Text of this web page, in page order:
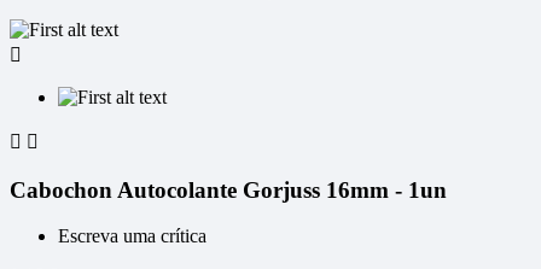

 
Cabochon Autocolante Gorjuss 16mm - 1un
Escreva uma crítica